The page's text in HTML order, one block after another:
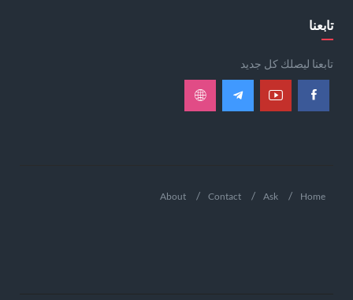
تابعنا
تابعنا ليصلك كل جديد
Home
Ask
Contact
About